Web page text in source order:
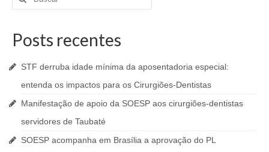
por:
Posts recentes
STF derruba idade mínima da aposentadoria especial:
entenda os impactos para os Cirurgiões-Dentistas
Manifestação de apoio da SOESP aos cirurgiões-dentistas
servidores de Taubaté
SOESP acompanha em Brasília a aprovação do PL